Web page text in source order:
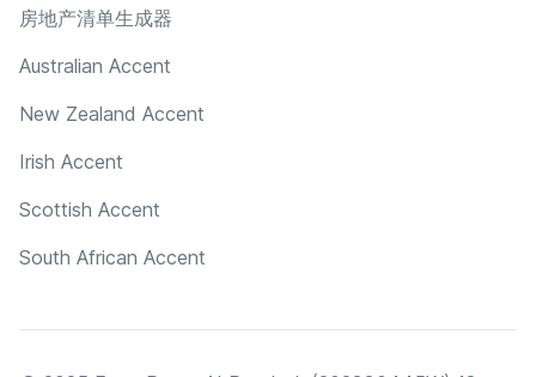
房地产清单生成器
Australian Accent
New Zealand Accent
Irish Accent
Scottish Accent
South African Accent